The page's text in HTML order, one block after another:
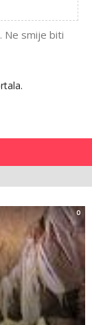
Ne smije biti
0